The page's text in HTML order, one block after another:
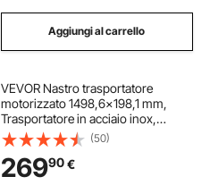
Aggiungi al carrello
VEVOR Nastro trasportatore
motorizzato 1498,6x198,1 mm,
Trasportatore in acciaio inox,
Nastro trasportatore antistatico in
PVC velocità regolabile,
Trasportatore a nastro commerciale
(50)
26990€